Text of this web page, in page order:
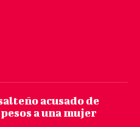
acusado de
a una mujer